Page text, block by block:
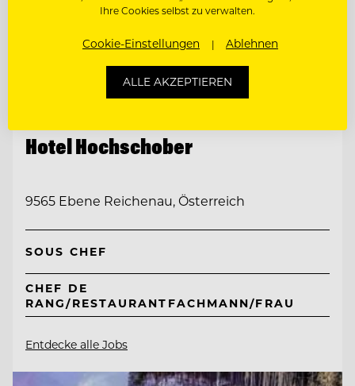
Hotel Hochschober
9565 Ebene Reichenau, Österreich
SOUS CHEF
CHEF DE
RANG/RESTAURANTFACHMANN/FRAU
Entdecke alle Jobs
Ihre Cookies selbst zu verwalten.
Cookie-Einstellungen Ablehnen
ALLE AKZEPTIEREN